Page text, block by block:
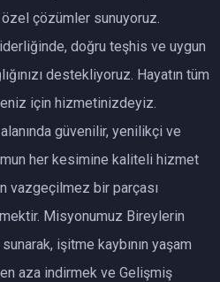
özel çözümler sunuyoruz.
doğru teşhis ve uygun
destekliyoruz. Hayatın tüm
için hizmetinizdeyiz.
güvenilir, yenilikçi ve
her kesimine kaliteli hizmet
vazgeçilmez bir parçası
Misyonumuz Bireylerin
işitme kaybının yaşam
aza indirmek ve Gelişmiş